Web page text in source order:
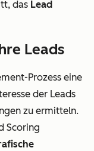
das Lead
Leads
Prozess eine
der Leads
zu ermitteln.
Scoring